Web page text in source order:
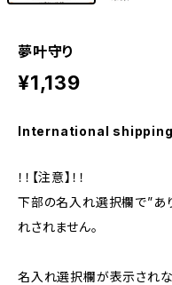
夢叶守り
¥1,139
International
！！【注意】！！
下部の名入れ選択欄で”あ
れされません。
名入れ選択欄が表示され